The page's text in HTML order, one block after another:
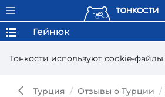
Тонкости используют сookie-файлы.
Гейнюк
Турция Отзывы о Турции